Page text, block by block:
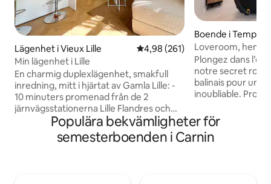
Lägenhet i Vieux Lille 4,98 av 5 i genomsnittligt
4,98 (261)
Min lägenhet i Lille
En charmig duplexlägenhet, smakfull
inredning, mitt i hjärtat av Gamla Lille: -
10 minuters promenad från de 2
järnvägsstationerna Lille Flandres och
Lille Europe - 10 minuters promenad från
tunnelbanan Rihour eller tunnelbanan
Lille Flandre - 5 minuters promenad från
Boende i
Loveroom,
Plongez dans
notre secret
balinais pour une
inoubliable.
instants de
à vos désirs avec
sublimé par un
Populära bekvämligheter för
semesterboenden i Carnin